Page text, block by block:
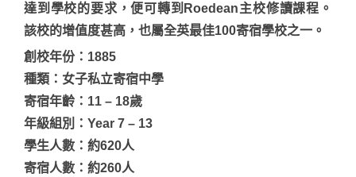
達到學校的要求，便可轉到Roedean主校修讀課程。
該校的增值度甚高，也屬全英最佳100寄宿學校之一。
創校年份：1885
種類：女子私立寄宿中學
寄宿年齡：11 – 18歲
年級組別：Year 7 – 13
學生人數：約620人
寄宿人數：約260人